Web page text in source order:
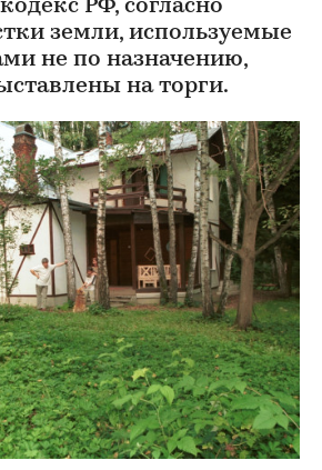
РФ, согласно
земли, используемые
не по назначению,
на торги.